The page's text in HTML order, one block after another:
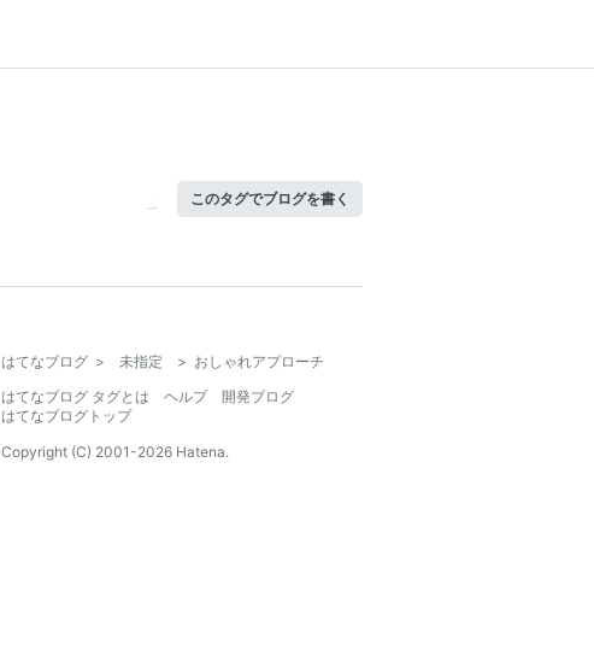
このタグでブログを書く
はてなブログ > 未指定 > おしゃれアプローチ
はてなブログ タグとは
ヘルプ
開発ブログ
はてなブログトップ
Copyright (C) 2001-2026 Hatena.